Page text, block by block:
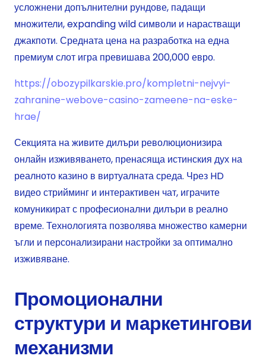
усложнени допълнителни рундове, падащи
множители, expanding wild символи и нарастващи
джакпоти. Средната цена на разработка на една
премиум слот игра превишава 200,000 евро.
https://obozypilkarskie.pro/kompletni-nejvyi-
zahranine-webove-casino-zameene-na-eske-
hrae/
Секцията на живите дилъри революционизира
онлайн изживяването, пренасяща истинския дух на
реалното казино в виртуалната среда. Чрез HD
видео стрийминг и интерактивен чат, играчите
комуникират с професионални дилъри в реално
време. Технологията позволява множество камерни
ъгли и персонализирани настройки за оптимално
изживяване.
Промоционални
структури и маркетингови
механизми